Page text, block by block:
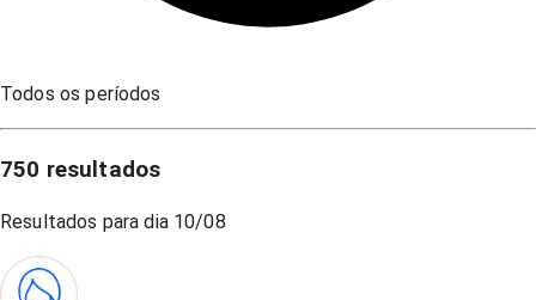
Todos os períodos
750 resultados
Resultados para dia 10/08